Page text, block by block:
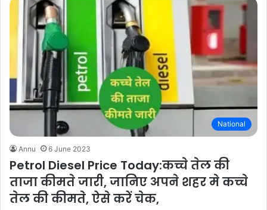
National
Annu 6 June 2023
Petrol Diesel Price Today:कच्चे तेल की
ताजा कीमते जारी, जानिए अपने शहर मे कच्चे
तेल की कीमते, ऐसे करें चेक,